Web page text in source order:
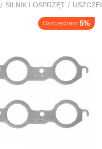
/ SILNIK I OSPRZĘT /
Oszczędzasz 5%